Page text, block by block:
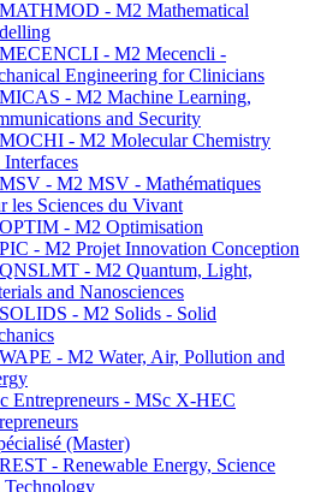
- M2 Mathematical
- M2 Mecencli -
Engineering for Clinicians
- M2 Machine Learning,
and Security
- M2 Molecular Chemistry
Interfaces
- M2 MSV - Mathématiques
les Sciences du Vivant
- M2 Optimisation
- M2 Projet Innovation Conception
- M2 Quantum, Light,
and Nanosciences
- M2 Solids - Solid
- M2 Water, Air, Pollution and
Entrepreneurs - MSc X-HEC
(Master)
- Renewable Energy, Science
Technology